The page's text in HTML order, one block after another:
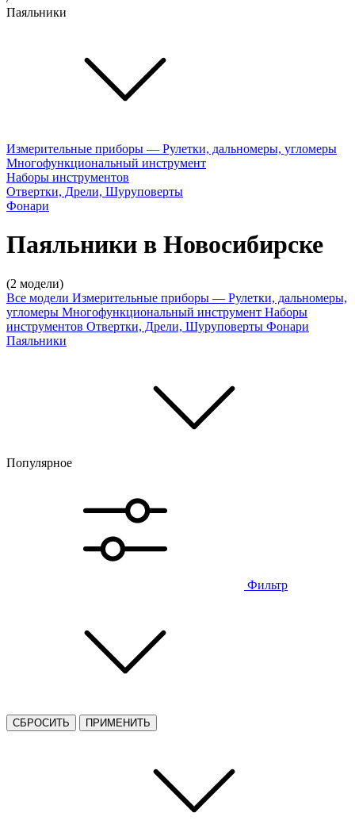
Паяльники
Измерительные приборы — Рулетки, дальномеры, угломеры
Многофункциональный инструмент
Наборы инструментов
Отвертки, Дрели, Шуруповерты
Фонари
Паяльники в Новосибирске
(2 модели)
Все модели Измерительные приборы — Рулетки, дальномеры,
угломеры Многофункциональный инструмент Наборы
инструментов Отвертки, Дрели, Шуруповерты Фонари
Паяльники
Популярное
Фильтр
СБРОСИТЬ ПРИМЕНИТЬ